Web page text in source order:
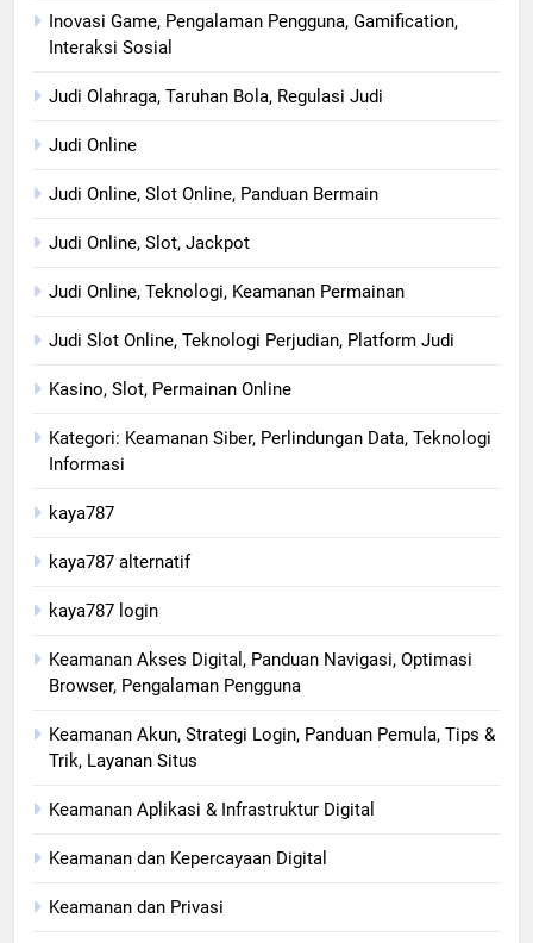
Inovasi Game, Pengalaman Pengguna, Gamification,
Interaksi Sosial
Judi Olahraga, Taruhan Bola, Regulasi Judi
Judi Online
Judi Online, Slot Online, Panduan Bermain
Judi Online, Slot, Jackpot
Judi Online, Teknologi, Keamanan Permainan
Judi Slot Online, Teknologi Perjudian, Platform Judi
Kasino, Slot, Permainan Online
Kategori: Keamanan Siber, Perlindungan Data, Teknologi
Informasi
kaya787
kaya787 alternatif
kaya787 login
Keamanan Akses Digital, Panduan Navigasi, Optimasi
Browser, Pengalaman Pengguna
Keamanan Akun, Strategi Login, Panduan Pemula, Tips &
Trik, Layanan Situs
Keamanan Aplikasi & Infrastruktur Digital
Keamanan dan Kepercayaan Digital
Keamanan dan Privasi